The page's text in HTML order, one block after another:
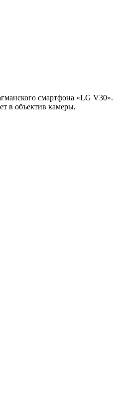
смартфона «LG V30».
в объектив камеры,